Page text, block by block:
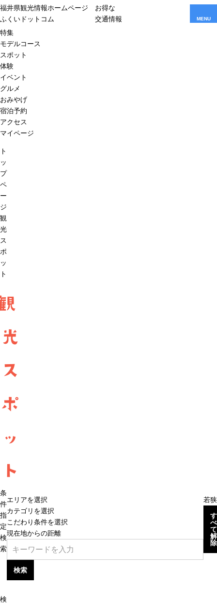
福井県観光情報ホームページ
ふくいドットコム
お得な
交通情報
MENU
特集
モデルコース
スポット
体験
イベント
グルメ
おみやげ
宿泊予約
アクセス
マイページ
ト
ッ
プ
ペ
ー
ジ
観
光
ス
ポ
ッ
ト
光
ス
ポ
ッ
ト
条
件
指
定
検
索
エリアを選択
カテゴリを選択
こだわり条件を選択
現在地からの距離
検索
若
す
べ
て
解
除
検